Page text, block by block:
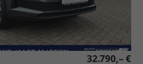
32.790,– €